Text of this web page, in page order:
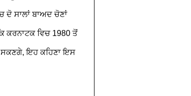
ਦੋ ਸਾਲਾਂ ਬਾਅਦ ਚੋਣਾਂ
ਕਰਨਾਟਕ ਵਿਚ 1980 ਤੋਂ
ਸਕਣਗੇ, ਇਹ ਕਹਿਣਾ ਇਸ